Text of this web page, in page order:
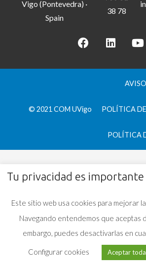
Vigo (Pontevedra) ·
Spain
38 78
© 2021 COM UVigo POLÍTICA
POLÍTICA
Tu privacidad es
Este sitio web usa cookies para mejorar
Navegando entendemos que aceptas
embargo, puedes desactivarlas en
Configurar cookies Aceptar